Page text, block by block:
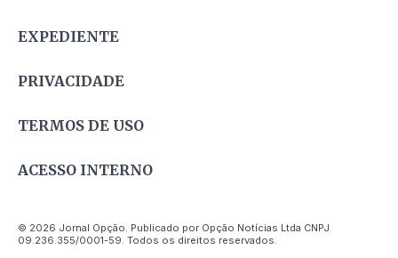
EXPEDIENTE
PRIVACIDADE
TERMOS DE USO
ACESSO INTERNO
© 2026 Jornal Opção. Publicado por Opção Notícias Ltda CNPJ
09.236.355/0001-59. Todos os direitos reservados.